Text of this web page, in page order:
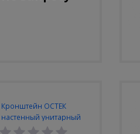
Кронштейн ОСТЕК
настенный унитарный
100мм